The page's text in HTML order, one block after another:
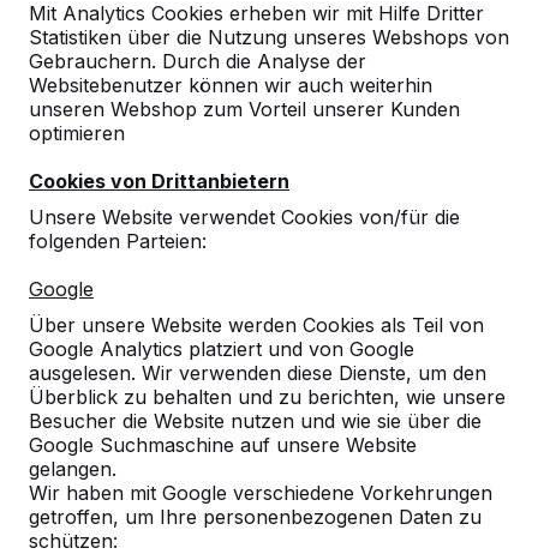
Mit Analytics Cookies erheben wir mit Hilfe Dritter
Statistiken über die Nutzung unseres Webshops von
Gebrauchern. Durch die Analyse der
Websitebenutzer können wir auch weiterhin
unseren Webshop zum Vorteil unserer Kunden
optimieren
Cookies von Drittanbietern
Unsere Website verwendet Cookies von/für die
folgenden Parteien:
Google
Über unsere Website werden Cookies als Teil von
Google Analytics platziert und von Google
ausgelesen. Wir verwenden diese Dienste, um den
Überblick zu behalten und zu berichten, wie unsere
Besucher die Website nutzen und wie sie über die
Google Suchmaschine auf unsere Website
gelangen.
Wir haben mit Google verschiedene Vorkehrungen
getroffen, um Ihre personenbezogenen Daten zu
schützen:
Referenzen
Unsere Produkte finden Sie in ganz Europa
und darüber hinaus. Sehen Sie hier, wo Sie
ein HeBlad-Produkt in Ihrer Nähe finden.
Produkt
Alles anzeigen